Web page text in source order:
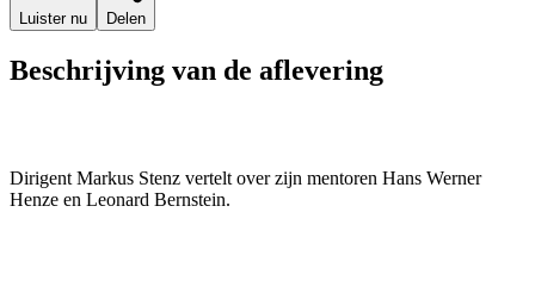
Luister nu Delen
Beschrijving van de aflevering
Dirigent Markus Stenz vertelt over zijn mentoren Hans Werner
Henze en Leonard Bernstein.